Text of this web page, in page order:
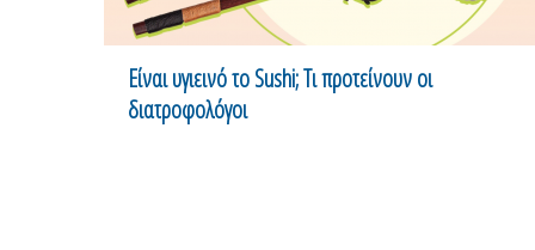
Είναι υγιεινό το Sushi; Τι προτείνουν οι
διατροφολόγοι